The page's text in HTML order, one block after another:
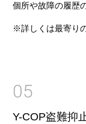
個所や故障の履歴
※詳しくは最寄り
05
Y-COP盗難抑